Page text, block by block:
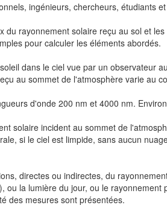
ingénieurs, chercheurs, étudiants
du rayonnement solaire reçu au sol et
pour calculer les éléments abordés.
dans le ciel vue par un observateur
au sommet de l'atmosphère varie au
d'onde 200 nm et 4000 nm.
solaire incident au sommet de
si le ciel est limpide, sans aucun
directes ou indirectes, du
ou la lumière du jour, ou le
des mesures sont présentées.